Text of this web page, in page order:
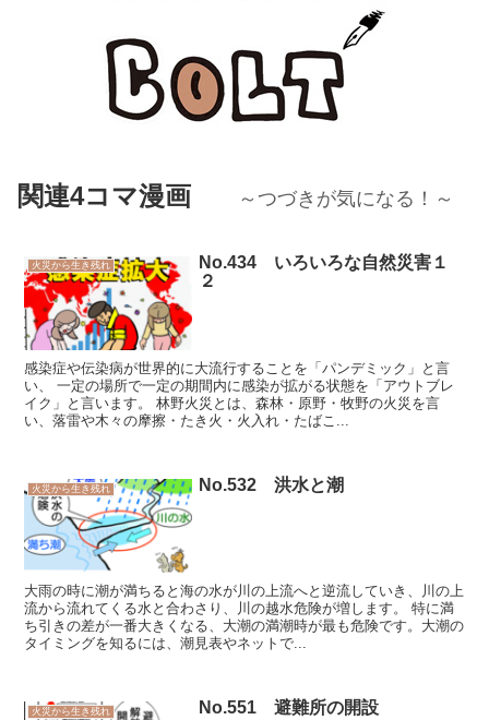
関連4コマ漫画 ～つづきが気になる！～
火災から生き残れ
No.434 いろいろな自然災害１
２
感染症や伝染病が世界的に大流行することを「パンデミック」と言
い、 一定の場所で一定の期間内に感染が拡がる状態を「アウトブレ
イク」と言います。 林野火災とは、森林・原野・牧野の火災を言
い、落雷や木々の摩擦・たき火・火入れ・たばこ...
火災から生き残れ No.532 洪水と潮
大雨の時に潮が満ちると海の水が川の上流へと逆流していき、川の上
流から流れてくる水と合わさり、川の越水危険が増します。 特に満
ち引きの差が一番大きくなる、大潮の満潮時が最も危険です。大潮の
タイミングを知るには、潮見表やネットで...
火災から生き残れ No.551 避難所の開設